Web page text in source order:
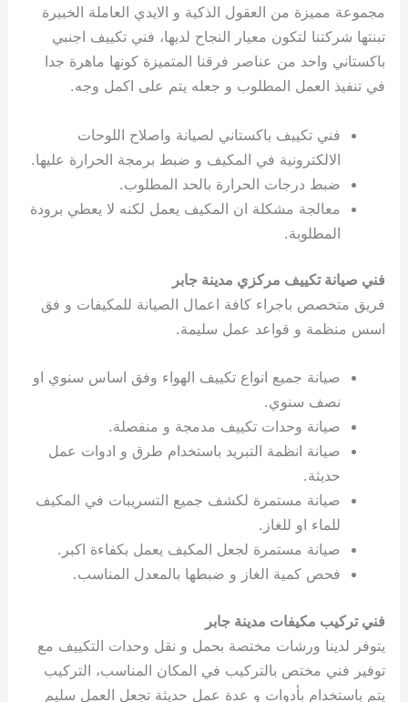
مجموعة مميزة من العقول الذكية و الايدي العاملة الخبيرة
تبنتها شركتنا لتكون معيار النجاح لديها، فني تكييف اجنبي
باكستاني واحد من عناصر فرقنا المتميزة كونها ماهرة جدا
في تنفيذ العمل المطلوب و جعله يتم على اكمل وجه.
فني تكييف باكستاني لصيانة واصلاح اللوحات
الالكترونية في المكيف و ضبط برمجة الحرارة عليها.
ضبط درجات الحرارة بالحد المطلوب.
معالجة مشكلة ان المكيف يعمل لكنه لا يعطي برودة
المطلوبة.
فني صيانة تكييف مركزي مدينة جابر
فريق متخصص باجراء كافة اعمال الصيانة للمكيفات و فق
اسس منظمة و قواعد عمل سليمة.
صيانة جميع انواع تكييف الهواء وفق اساس سنوي او
نصف سنوي.
صيانة وحدات تكييف مدمجة و منفصلة.
صيانة انظمة التبريد باستخدام طرق و ادوات عمل
حديثة.
صيانة مستمرة لكشف جميع التسريبات في المكيف
للماء او للغاز.
صيانة مستمرة لجعل المكيف يعمل بكفاءة اكبر.
فحص كمية الغاز و ضبطها بالمعدل المناسب.
فني تركيب مكيفات مدينة جابر
يتوفر لدينا ورشات مختصة بحمل و نقل وحدات التكييف مع
توفير فني مختص بالتركيب في المكان المناسب، التركيب
يتم باستخدام بأدوات و عدة عمل حديثة تجعل العمل سليم